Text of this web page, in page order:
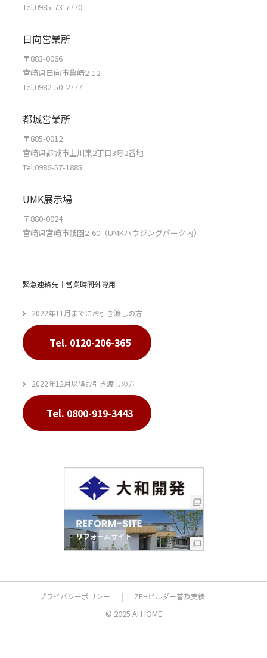
Tel.0985-73-7770
日向営業所
〒883-0066
宮崎県日向市亀崎2-12
Tel.0982-50-2777
都城営業所
〒885-0012
宮崎県都城市上川東2丁目3号2番地
Tel.0986-57-1885
UMK展示場
〒880-0024
宮崎県宮崎市祇園2-60（UMKハウジングパーク内）
緊急連絡先｜営業時間外専用
2022年11月までにお引き渡しの方
Tel. 0120-206-365
2022年12月以降お引き渡しの方
Tel. 0800-919-3443
プライバシーポリシー ZEHビルダー普及実績
© 2025 AI HOME